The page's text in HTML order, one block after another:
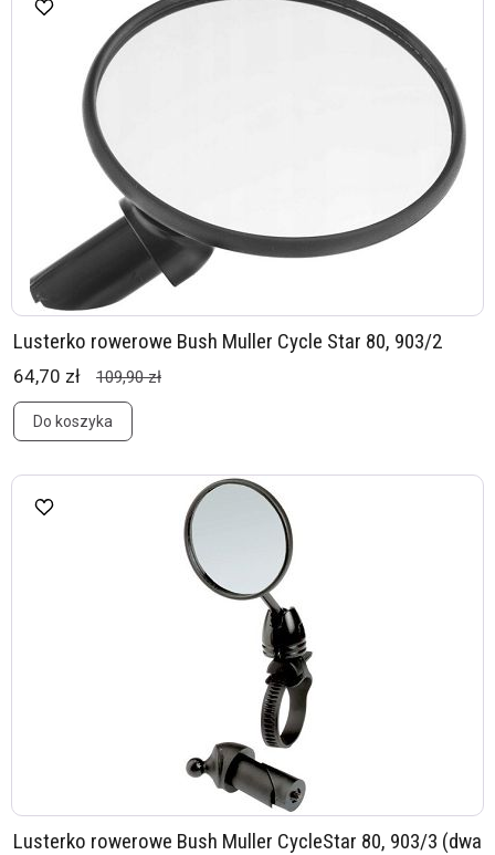
Lusterko rowerowe Bush Muller Cycle Star 80, 903/2
64,70 zł 109,90 zł
Do koszyka
Lusterko rowerowe Bush Muller CycleStar 80, 903/3 (dwa